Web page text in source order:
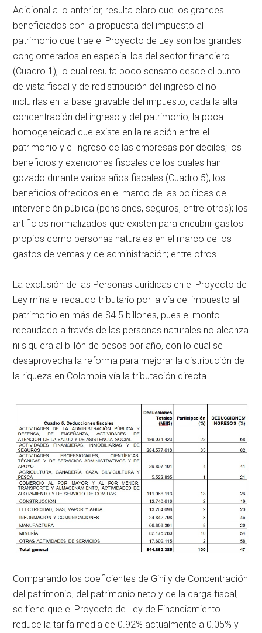
Adicional a lo anterior, resulta claro que los grandes
beneficiados con la propuesta del impuesto al
patrimonio que trae el Proyecto de Ley son los grandes
conglomerados en especial los del sector financiero
(Cuadro 1), lo cual resulta poco sensato desde el punto
de vista fiscal y de redistribución del ingreso el no
incluirlas en la base gravable del impuesto, dada la alta
concentración del ingreso y del patrimonio; la poca
homogeneidad que existe en la relación entre el
patrimonio y el ingreso de las empresas por deciles; los
beneficios y exenciones fiscales de los cuales han
gozado durante varios años fiscales (Cuadro 5); los
beneficios ofrecidos en el marco de las políticas de
intervención pública (pensiones, seguros, entre otros); los
artificios normalizados que existen para encubrir gastos
propios como personas naturales en el marco de los
gastos de ventas y de administración; entre otros.
La exclusión de las Personas Jurídicas en el Proyecto de
Ley mina el recaudo tributario por la vía del impuesto al
patrimonio en más de $4.5 billones, pues el monto
recaudado a través de las personas naturales no alcanza
ni siquiera al billón de pesos por año, con lo cual se
desaprovecha la reforma para mejorar la distribución de
la riqueza en Colombia vía la tributación directa.
Comparando los coeficientes de Gini y de Concentración
del patrimonio, del patrimonio neto y de la carga fiscal,
se tiene que el Proyecto de Ley de Financiamiento
reduce la tarifa media de 0.92% actualmente a 0.05% y